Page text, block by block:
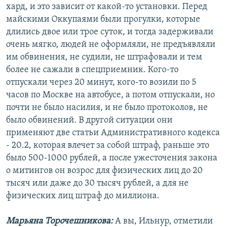
хард, и это зависит от какой-то установки. Перед
майскими Оккупаями были прогулки, которые
длились двое или трое суток, и тогда задерживали
очень мягко, людей не оформляли, не предъявляли
им обвинения, не судили, не штрафовали и тем
более не сажали в спецприемник. Кого-то
отпускали через 20 минут, кого-то возили по 5
часов по Москве на автобусе, а потом отпускали, но
почти не было насилия, и не было протоколов, не
было обвинений. В другой ситуации они
применяют две статьи Административного кодекса
- 20.2, которая влечет за собой штраф, раньше это
было 500-1000 рублей, а после ужесточения закона
о митингов он возрос для физических лиц до 20
тысяч или даже до 30 тысяч рублей, а для не
физических лиц штраф до миллиона.
Марьяна Торочешникова:А вы, Ильнур, отметили